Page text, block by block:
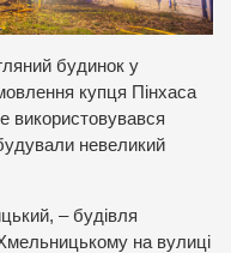
будинок у
купця Пінхаса
використовувався
невеликий
– будівля
на вулиці